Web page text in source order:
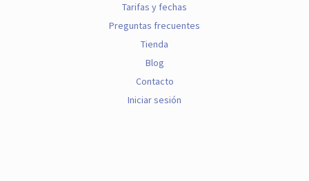
Tarifas y fechas
Preguntas frecuentes
Tienda
Blog
Contacto
Iniciar sesión